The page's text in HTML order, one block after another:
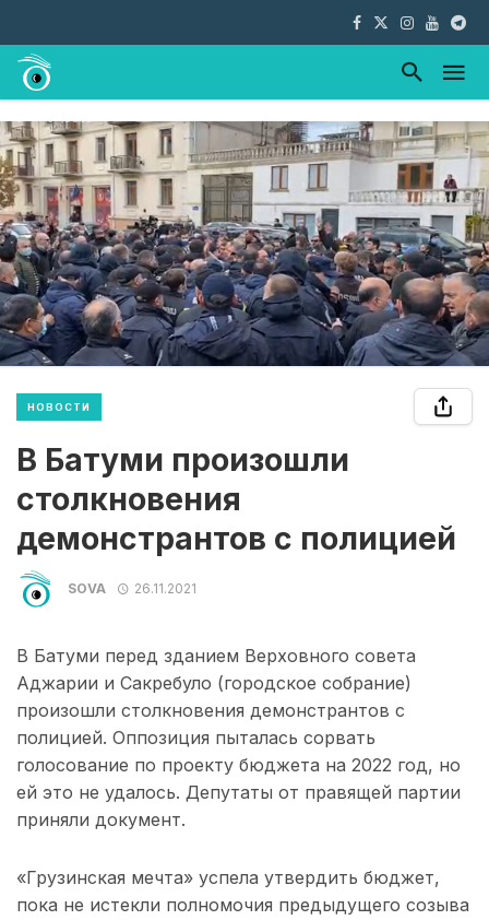
НОВОСТИ
В Батуми произошли
столкновения
демонстрантов с полицией
SOVA 26.11.2021
В Батуми перед зданием Верховного совета
Аджарии и Сакребуло (городское собрание)
произошли столкновения демонстрантов с
полицией. Оппозиция пыталась сорвать
голосование по проекту бюджета на 2022 год, но
ей это не удалось. Депутаты от правящей партии
приняли документ.
«Грузинская мечта» успела утвердить бюджет,
пока не истекли полномочия предыдущего созыва